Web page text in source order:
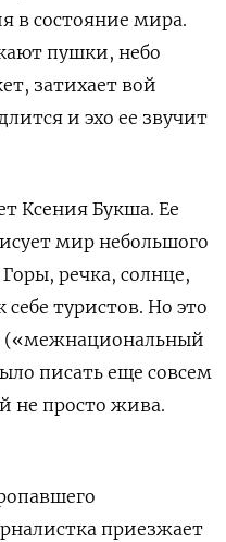
в состояние мира.
пушки, небо
затихает вой
и эхо ее звучит
Ксения Букша. Ее
мир небольшого
речка, солнце,
туристов. Но это
(«межнациональный
писать еще совсем
не просто жива.
приезжает